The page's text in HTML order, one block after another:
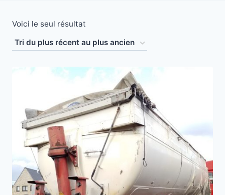
Voici le seul résultat